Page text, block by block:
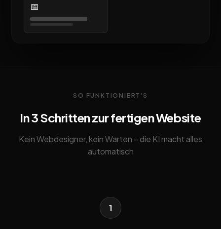
📅
SO FUNKTIONIERT'S
In 3 Schritten zur fertigen Website
Kein Webdesigner, kein Warten – die KI macht alles
automatisch
1